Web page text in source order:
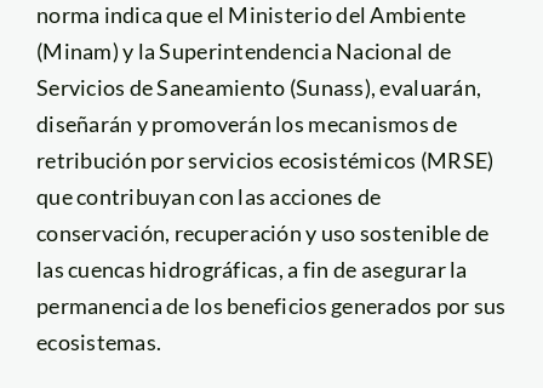
norma indica que el Ministerio del Ambiente
(Minam) y la Superintendencia Nacional de
Servicios de Saneamiento (Sunass), evaluarán,
diseñarán y promoverán los mecanismos de
retribución por servicios ecosistémicos (MRSE)
que contribuyan con las acciones de
conservación, recuperación y uso sostenible de
las cuencas hidrográficas, a fin de asegurar la
permanencia de los beneficios generados por sus
ecosistemas.